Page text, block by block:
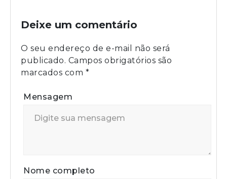
Deixe um comentário
O seu endereço de e-mail não será
publicado. Campos obrigatórios são
marcados com *
Mensagem
Nome completo